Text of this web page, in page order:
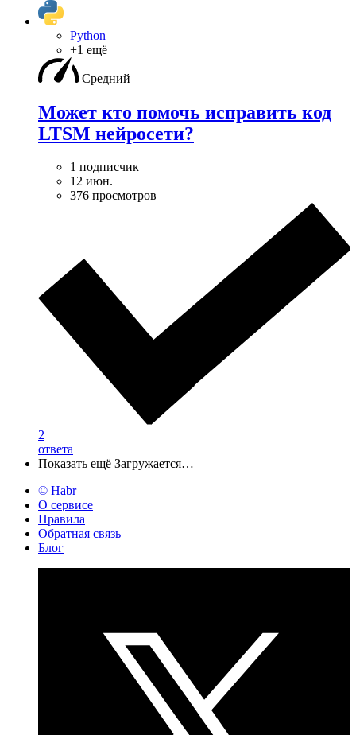
Python
+1 ещё
Средний
Может кто помочь исправить код
LTSM нейросети?
1 подписчик
12 июн.
376 просмотров
2
ответа
Показать ещё Загружается…
© Habr
О сервисе
Правила
Обратная связь
Блог